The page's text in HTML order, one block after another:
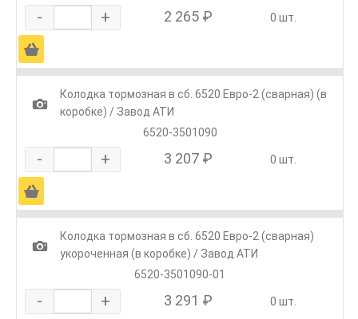
- + 2 265 ₽ 0 шт.
Ä
1
Колодка тормозная в сб. 6520 Евро-2 (сварная) (в
коробке) / Завод АТИ
6520-3501090
- + 3 207 ₽ 0 шт.
Ä
1
Колодка тормозная в сб. 6520 Евро-2 (сварная)
укороченная (в коробке) / Завод АТИ
6520-3501090-01
- + 3 291 ₽ 0 шт.